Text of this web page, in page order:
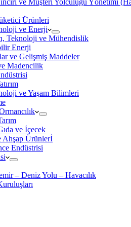
ve Müşteri Yolculuğu Yönetimi
Ürünleri
ve Enerji
Teknoloji ve Mühendislik
Enerji
ve Gelişmiş Maddeler
Madencilik
ve Yaşam Bilimleri
ve İçecek
Ahşap Ürünlerİ
Endüstrisi
– Deniz Yolu – Havacılık